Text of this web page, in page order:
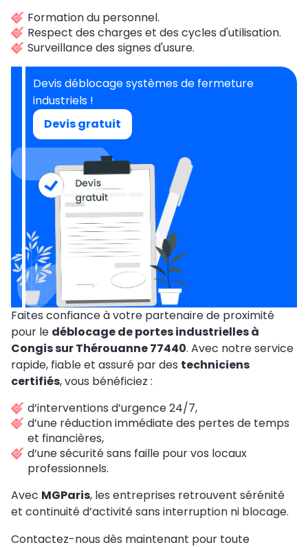
Formation du personnel.
Respect des charges et des cycles d'utilisation.
Surveillance des signes d'usure.
Devis déblocage systèmes de fermeture
industriels !
Devis gratuit
Faites confiance à votre partenaire de proximité
pour le déblocage de portes industrielles à
Congis sur Thérouanne 77440. Avec notre service
rapide, fiable et assuré par des techniciens
certifiés, vous bénéficiez :
d’interventions d’urgence 24/7,
d’une réduction immédiate des pertes de temps
et financières,
d’une sécurité sans faille pour vos locaux
professionnels.
Avec MGParis, les entreprises retrouvent sérénité
et continuité d’activité sans interruption ni blocage.
Contactez-nous dès maintenant pour toute